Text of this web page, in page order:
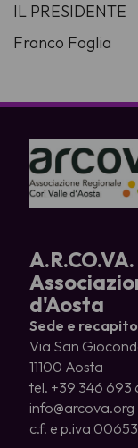
IL PRESIDENTE
Franco Foglia
A.R.CO.VA.
d'Aosta
Sede e
Via San
11100 Aosta
tel. +39 346 693
info@arcova.org
c.f. e p.iva